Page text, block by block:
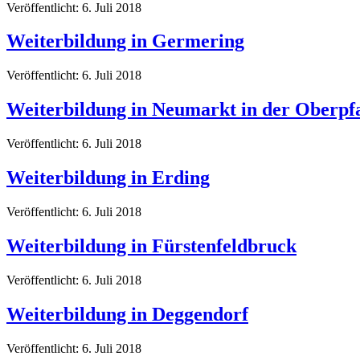
Veröffentlicht: 6. Juli 2018
Weiterbildung in Germering
Veröffentlicht: 6. Juli 2018
Weiterbildung in Neumarkt in der
Veröffentlicht: 6. Juli 2018
Weiterbildung in Erding
Veröffentlicht: 6. Juli 2018
Weiterbildung in Fürstenfeldbruck
Veröffentlicht: 6. Juli 2018
Weiterbildung in Deggendorf
Veröffentlicht: 6. Juli 2018